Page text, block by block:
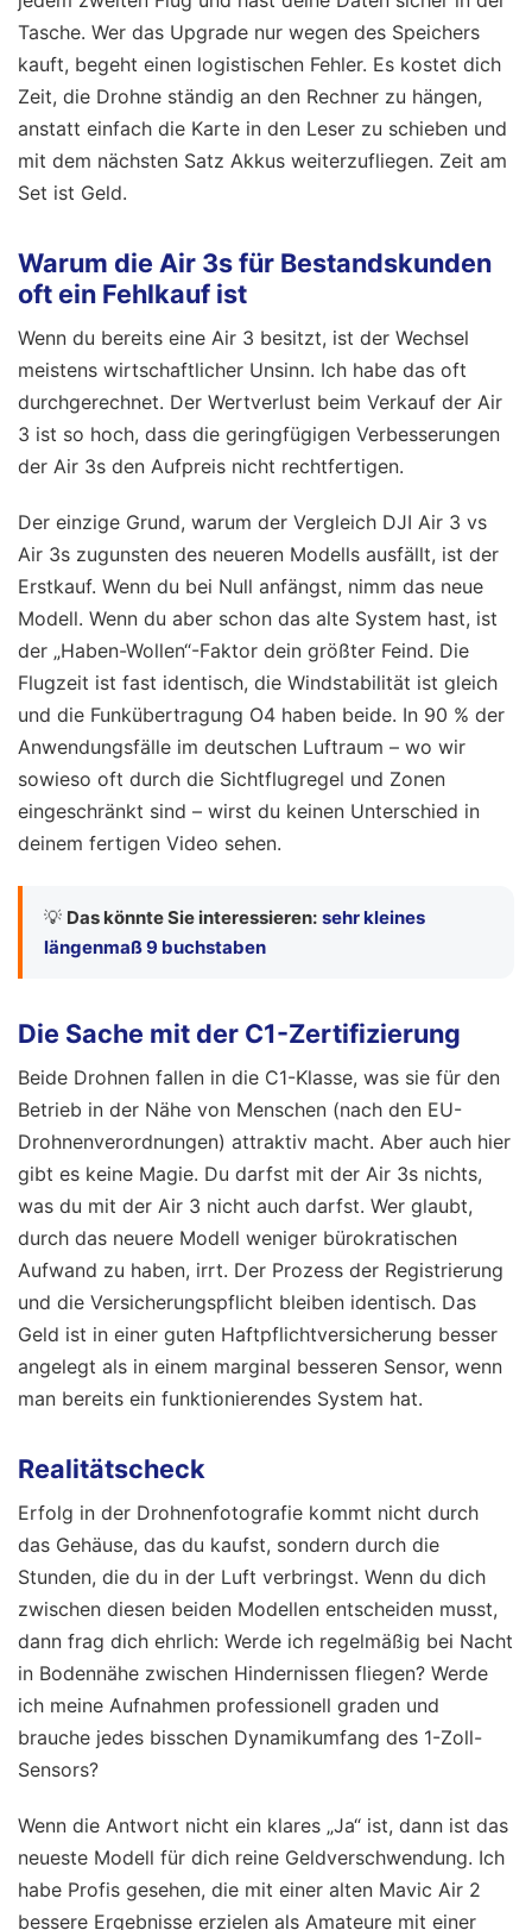
Tasche. Wer das Upgrade nur wegen des Speichers
kauft, begeht einen logistischen Fehler. Es kostet dich
Zeit, die Drohne ständig an den Rechner zu hängen,
anstatt einfach die Karte in den Leser zu schieben und
mit dem nächsten Satz Akkus weiterzufliegen. Zeit am
Set ist Geld.
Warum die Air 3s für Bestandskunden
oft ein Fehlkauf ist
Wenn du bereits eine Air 3 besitzt, ist der Wechsel
meistens wirtschaftlicher Unsinn. Ich habe das oft
durchgerechnet. Der Wertverlust beim Verkauf der Air
3 ist so hoch, dass die geringfügigen Verbesserungen
der Air 3s den Aufpreis nicht rechtfertigen.
Der einzige Grund, warum der Vergleich DJI Air 3 vs
Air 3s zugunsten des neueren Modells ausfällt, ist der
Erstkauf. Wenn du bei Null anfängst, nimm das neue
Modell. Wenn du aber schon das alte System hast, ist
der „Haben-Wollen“-Faktor dein größter Feind. Die
Flugzeit ist fast identisch, die Windstabilität ist gleich
und die Funkübertragung O4 haben beide. In 90 % der
Anwendungsfälle im deutschen Luftraum – wo wir
sowieso oft durch die Sichtflugregel und Zonen
eingeschränkt sind – wirst du keinen Unterschied in
deinem fertigen Video sehen.
💡 Das könnte Sie interessieren: sehr kleines
längenmaß 9 buchstaben
Die Sache mit der C1-Zertifizierung
Beide Drohnen fallen in die C1-Klasse, was sie für den
Betrieb in der Nähe von Menschen (nach den EU-
Drohnenverordnungen) attraktiv macht. Aber auch hier
gibt es keine Magie. Du darfst mit der Air 3s nichts,
was du mit der Air 3 nicht auch darfst. Wer glaubt,
durch das neuere Modell weniger bürokratischen
Aufwand zu haben, irrt. Der Prozess der Registrierung
und die Versicherungspflicht bleiben identisch. Das
Geld ist in einer guten Haftpflichtversicherung besser
angelegt als in einem marginal besseren Sensor, wenn
man bereits ein funktionierendes System hat.
Realitätscheck
Erfolg in der Drohnenfotografie kommt nicht durch
das Gehäuse, das du kaufst, sondern durch die
Stunden, die du in der Luft verbringst. Wenn du dich
zwischen diesen beiden Modellen entscheiden musst,
dann frag dich ehrlich: Werde ich regelmäßig bei Nacht
in Bodennähe zwischen Hindernissen fliegen? Werde
ich meine Aufnahmen professionell graden und
brauche jedes bisschen Dynamikumfang des 1-Zoll-
Sensors?
Wenn die Antwort nicht ein klares „Ja“ ist, dann ist das
neueste Modell für dich reine Geldverschwendung. Ich
habe Profis gesehen, die mit einer alten Mavic Air 2
bessere Ergebnisse erzielen als Amateure mit einer